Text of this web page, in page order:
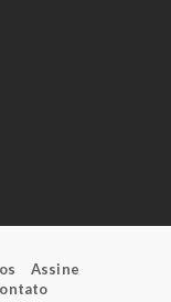
Assine